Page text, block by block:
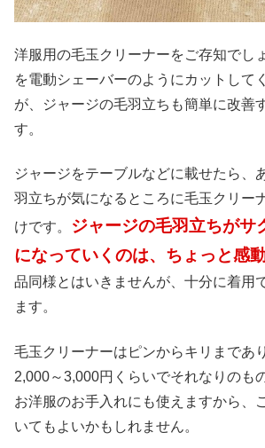
洋服用の毛玉クリーナーをご存知でし
を電動シェーバーのようにカットして
が、ジャージの毛羽立ちも簡単に改善
す。
ジャージをテーブルなどに載せたら、
羽立ちが気になるところに毛玉クリー
けです。
ジャージの毛羽立ちがサ
になっていくのは、ちょっと感
品同様とはいきませんが、十分に着用
ます。
毛玉クリーナーはピンからキリまであ
2,000～3,000円くらいでそれなりのも
お洋服のお手入れにも使えますから、
いてもよいかもしれません。